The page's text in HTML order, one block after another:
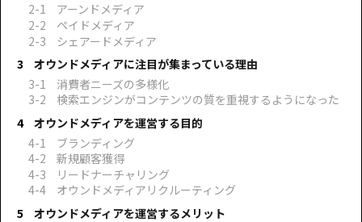
アーンドメディア
ペイドメディア
シェアードメディア
オウンドメディアに注目が集まっている理由
消費者ニーズの多様化
検索エンジンがコンテンツの質を重視するようになった
オウンドメディアを運営する目的
ブランディング
新規顧客獲得
リードナーチャリング
オウンドメディアリクルーティング
オウンドメディアを運営するメリット